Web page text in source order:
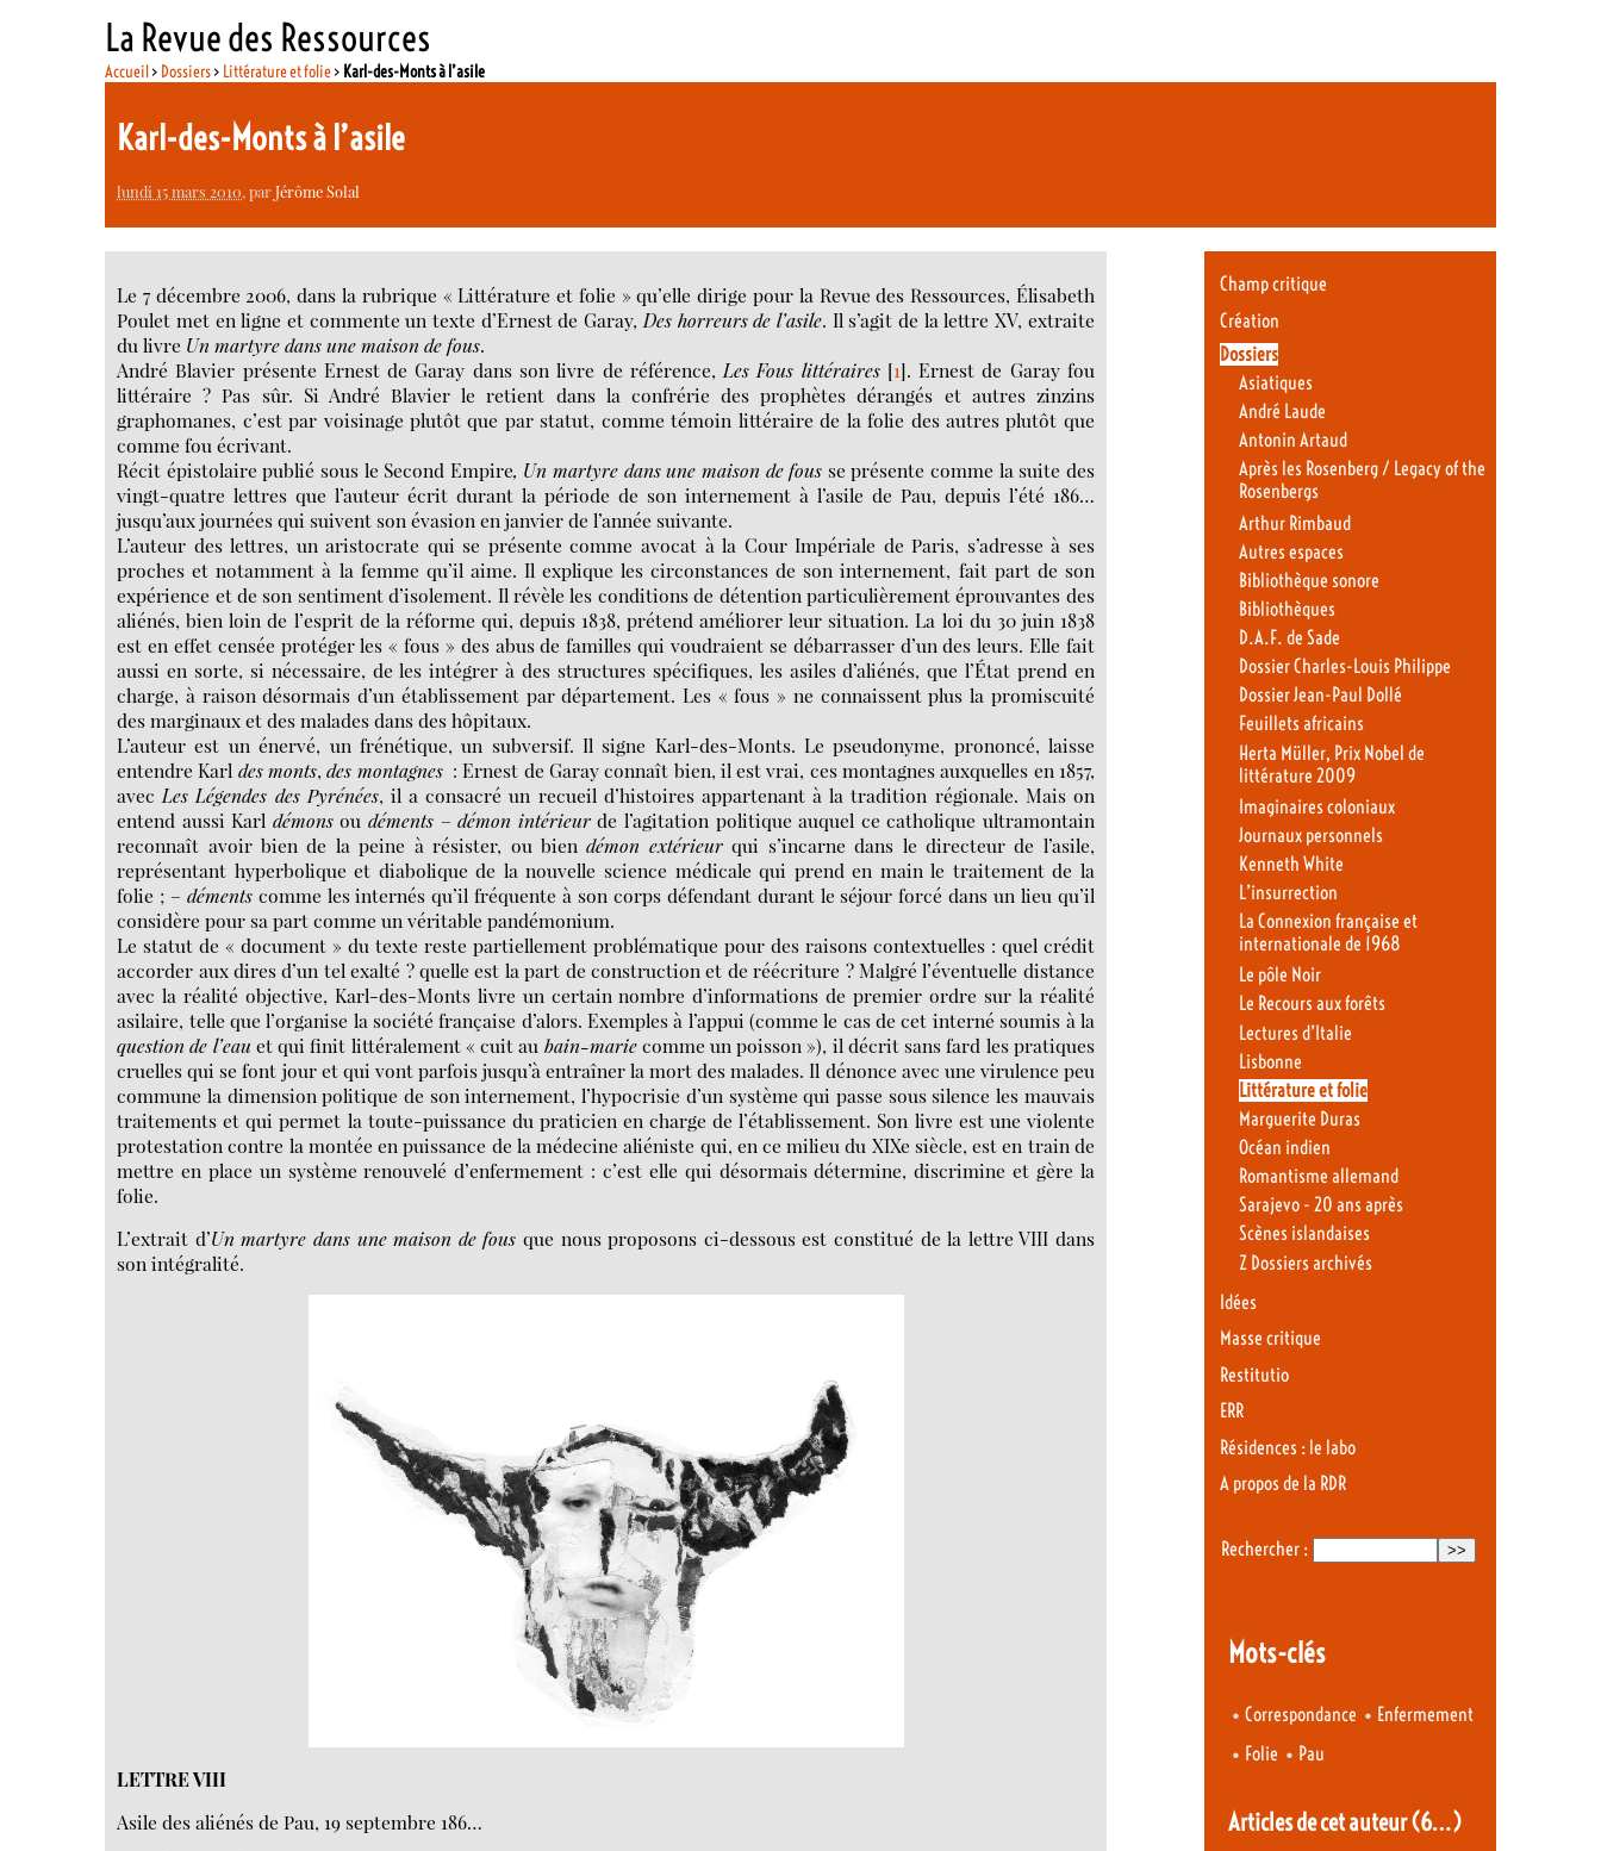
La Revue des Ressources
Accueil> Dossiers> Littérature et folie> Karl-des-Monts à l’asile
Karl-des-Monts à l’asile
lundi 15 mars 2010, parJérôme Solal
Le 7 décembre 2006, dans la rubrique « Littérature et folie » qu’elle dirige pour la Revue des Ressources, Élisabeth
Poulet met en ligne et commente un texte d’Ernest de Garay, Des horreurs de l’asile. Il s’agit de la lettre XV, extraite
du livre Un martyre dans une maison de fous.
André Blavier présente Ernest de Garay dans son livre de référence, Les Fous littéraires[1]. Ernest de Garay fou
littéraire ? Pas sûr. Si André Blavier le retient dans la confrérie des prophètes dérangés et autres zinzins
graphomanes, c’est par voisinage plutôt que par statut, comme témoin littéraire de la folie des autres plutôt que
comme fou écrivant.
Récit épistolaire publié sous le Second Empire, Un martyre dans une maison de fous se présente comme la suite des
vingt-quatre lettres que l’auteur écrit durant la période de son internement à l’asile de Pau, depuis l’été 186…
jusqu’aux journées qui suivent son évasion en janvier de l’année suivante.
L’auteur des lettres, un aristocrate qui se présente comme avocat à la Cour Impériale de Paris, s’adresse à ses
proches et notamment à la femme qu’il aime. Il explique les circonstances de son internement, fait part de son
expérience et de son sentiment d’isolement. Il révèle les conditions de détention particulièrement éprouvantes des
aliénés, bien loin de l’esprit de la réforme qui, depuis 1838, prétend améliorer leur situation. La loi du 30 juin 1838
est en effet censée protéger les « fous » des abus de familles qui voudraient se débarrasser d’un des leurs. Elle fait
aussi en sorte, si nécessaire, de les intégrer à des structures spécifiques, les asiles d’aliénés, que l’État prend en
charge, à raison désormais d’un établissement par département. Les « fous » ne connaissent plus la promiscuité
des marginaux et des malades dans des hôpitaux.
L’auteur est un énervé, un frénétique, un subversif. Il signe Karl-des-Monts. Le pseudonyme, prononcé, laisse
entendre Karl des monts,des montagnes : Ernest de Garay connaît bien, il est vrai, ces montagnes auxquelles en 1857,
avec Les Légendes des Pyrénées, il a consacré un recueil d’histoires appartenant à la tradition régionale. Mais on
entend aussi Karl démonsoudéments –démon intérieurde l’agitation politique auquel ce catholique ultramontain
reconnaît avoir bien de la peine à résister, ou biendémon extérieurqui s’incarne dans le directeur de l’asile,
représentant hyperbolique et diabolique de la nouvelle science médicale qui prend en main le traitement de la
folie ; – démentscomme les internés qu’il fréquente à son corps défendant durant le séjour forcé dans un lieu qu’il
considère pour sa part comme un véritable pandémonium.
Le statut de « document » du texte reste partiellement problématique pour des raisons contextuelles : quel crédit
accorder aux dires d’un tel exalté ? quelle est la part de construction et de réécriture ? Malgré l’éventuelle distance
avec la réalité objective, Karl-des-Monts livre un certain nombre d’informations de premier ordre sur la réalité
asilaire, telle que l’organise la société française d’alors. Exemples à l’appui (comme le cas de cet interné soumis à la
question de l’eau et qui finit littéralement « cuit au bain-mariecomme un poisson »), il décrit sans fard les pratiques
cruelles qui se font jour et qui vont parfois jusqu’à entraîner la mort des malades. Il dénonce avec une virulence peu
commune la dimension politique de son internement, l’hypocrisie d’un système qui passe sous silence les mauvais
traitements et qui permet la toute-puissance du praticien en charge de l’établissement. Son livre est une violente
protestation contre la montée en puissance de la médecine aliéniste qui, en ce milieu du XIXe siècle, est en train de
mettre en place un système renouvelé d’enfermement : c’est elle qui désormais détermine, discrimine et gère la
folie.
L’extrait d’Un martyre dans une maison de fous que nous proposons ci-dessous est constitué de la lettre VIII dans
son intégralité.
LETTRE VIII
Asile des aliénés de Pau, 19 septembre 186…
Champ critique
Création
Dossiers
Asiatiques
André Laude
Antonin Artaud
Après les Rosenberg / Legacy of the
Rosenbergs
Arthur Rimbaud
Autres espaces
Bibliothèque sonore
Bibliothèques
D.A.F. de Sade
Dossier Charles-Louis Philippe
Dossier Jean-Paul Dollé
Feuillets africains
Herta Müller, Prix Nobel de
littérature 2009
Imaginaires coloniaux
Journaux personnels
Kenneth White
L’insurrection
La Connexion française et
internationale de 1968
Le pôle Noir
Le Recours aux forêts
Lectures d’Italie
Lisbonne
Littérature et folie
Marguerite Duras
Océan indien
Romantisme allemand
Sarajevo - 20 ans après
Scènes islandaises
Z Dossiers archivés
Idées
Masse critique
Restitutio
ERR
Résidences : le labo
A propos de la RDR
Rechercher :
Mots-clés
• Correspondance • Enfermement
• Folie • Pau
Articles de cet auteur(6…)